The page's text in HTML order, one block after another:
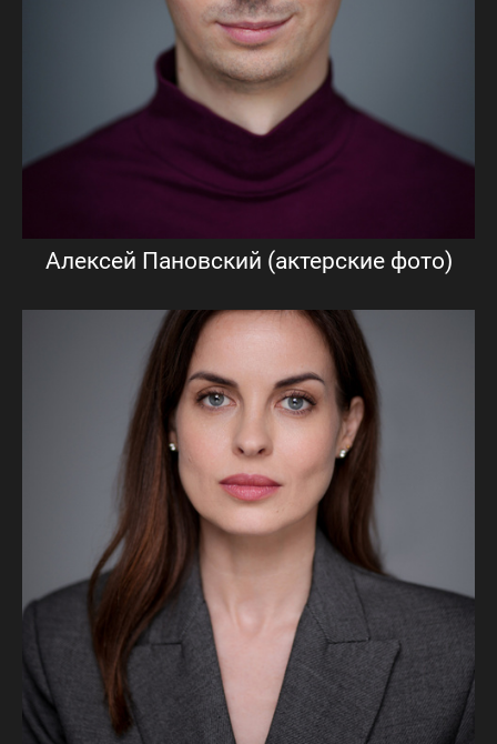
Алексей Пановский (актерские фото)